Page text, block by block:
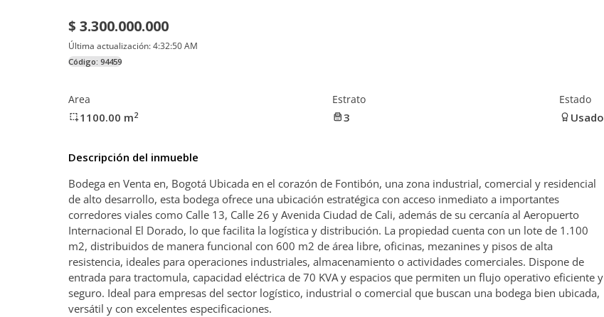
$ 3.300.000.000
Última actualización:4:32:50 AM
Código: 94459
Area
1100.00 m2
Estrato
3
Estado
Usado
Descripción del inmueble
Bodega en Venta en, Bogotá Ubicada en el corazón de Fontibón, una zona industrial, comercial y residencial
de alto desarrollo, esta bodega ofrece una ubicación estratégica con acceso inmediato a importantes
corredores viales como Calle 13, Calle 26 y Avenida Ciudad de Cali, además de su cercanía al Aeropuerto
Internacional El Dorado, lo que facilita la logística y distribución. La propiedad cuenta con un lote de 1.100
m2, distribuidos de manera funcional con 600 m2 de área libre, oficinas, mezanines y pisos de alta
resistencia, ideales para operaciones industriales, almacenamiento o actividades comerciales. Dispone de
entrada para tractomula, capacidad eléctrica de 70 KVA y espacios que permiten un flujo operativo eficiente y
seguro. Ideal para empresas del sector logístico, industrial o comercial que buscan una bodega bien ubicada,
versátil y con excelentes especificaciones.